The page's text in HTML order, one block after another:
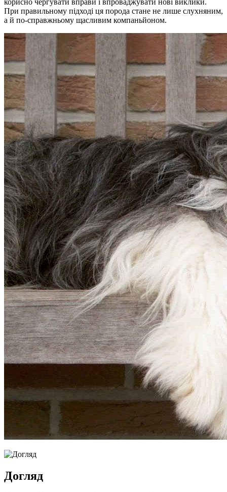
корисно чергувати вправи і впроваджувати нові виклики.
При правильному підході ця порода стане не лише слухняним,
а й по-справжньому щасливим компаньйоном.
Догляд